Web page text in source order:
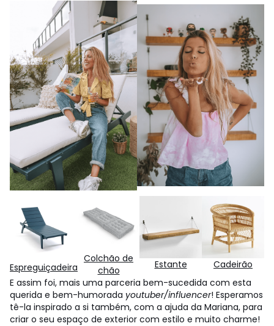
Espreguiçadeira
Colchão de
chão
Estante
Cadeirão
E assim foi, mais uma parceria bem-sucedida com esta
querida e bem-humorada youtuber/influencer! Esperamos
tê-la inspirado a si também, com a ajuda da Mariana, para
criar o seu espaço de exterior com estilo e muito charme!